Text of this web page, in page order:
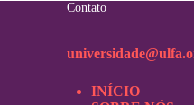
Contato
INÍCIO